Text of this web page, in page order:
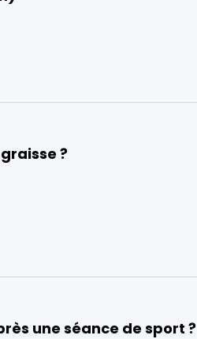
?
une séance de sport ?